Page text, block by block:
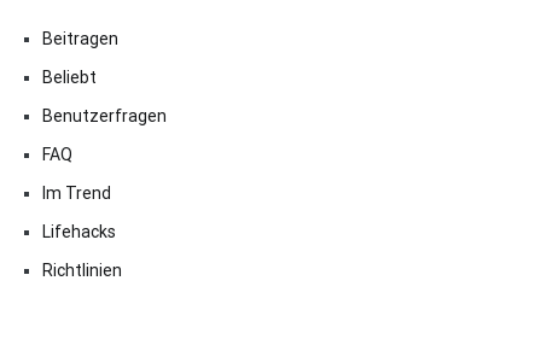
Beitragen
Beliebt
Benutzerfragen
FAQ
Im Trend
Lifehacks
Richtlinien